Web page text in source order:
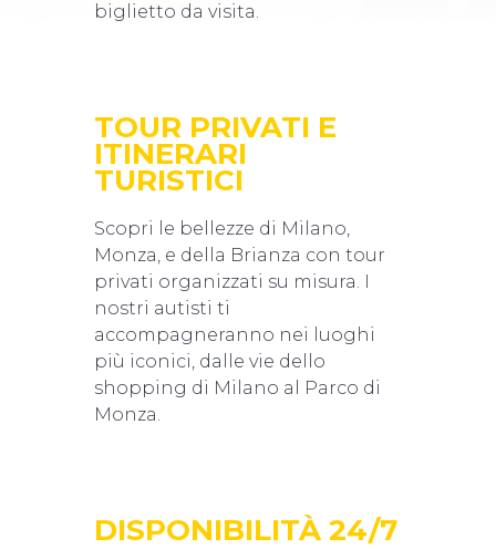
biglietto da visita.
TOUR PRIVATI E
ITINERARI
TURISTICI
Scopri le bellezze di Milano,
Monza, e della Brianza con tour
privati organizzati su misura. I
nostri autisti ti
accompagneranno nei luoghi
più iconici, dalle vie dello
shopping di Milano al Parco di
Monza.
DISPONIBILITÀ 24/7